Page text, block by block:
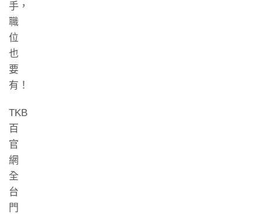
手，
職
位
也
要
有！
TKB
百
官
網
全
台
門